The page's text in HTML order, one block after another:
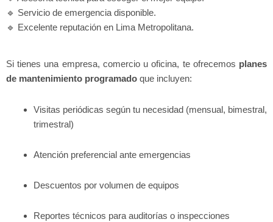
🔹 Servicio de emergencia disponible.
🔹 Excelente reputación en Lima Metropolitana.
Si tienes una empresa, comercio u oficina, te ofrecemos planes
de mantenimiento programado que incluyen:
Visitas periódicas según tu necesidad (mensual, bimestral,
trimestral)
Atención preferencial ante emergencias
Descuentos por volumen de equipos
Reportes técnicos para auditorías o inspecciones